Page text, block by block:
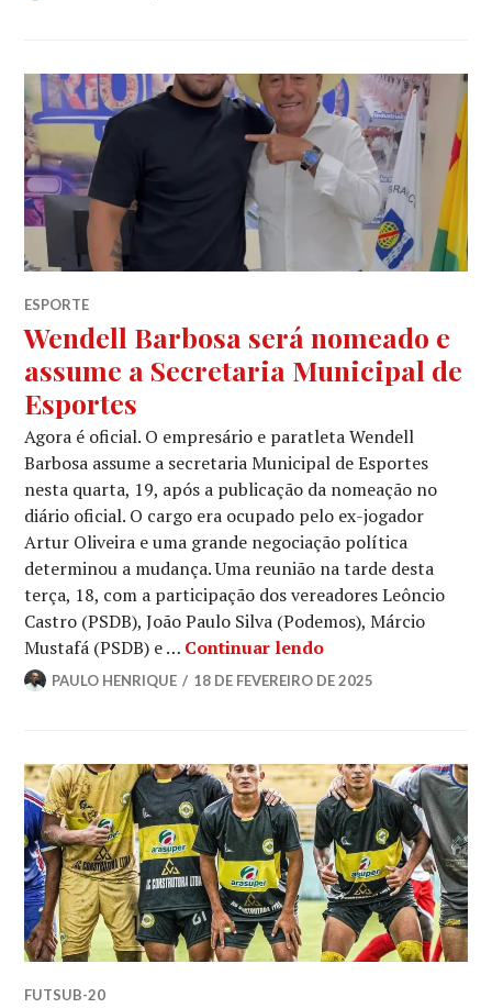
ESPORTE
Wendell Barbosa será nomeado e
assume a Secretaria Municipal de
Esportes
Agora é oficial. O empresário e paratleta Wendell
Barbosa assume a secretaria Municipal de Esportes
nesta quarta, 19, após a publicação da nomeação no
diário oficial. O cargo era ocupado pelo ex-jogador
Artur Oliveira e uma grande negociação política
determinou a mudança. Uma reunião na tarde desta
terça, 18, com a participação dos vereadores Leôncio
Castro (PSDB), João Paulo Silva (Podemos), Márcio
Mustafá (PSDB) e … Continuar lendo
PAULO HENRIQUE 18 DE FEVEREIRO DE 2025
FUTSUB-20